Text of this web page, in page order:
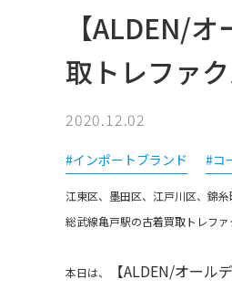
【ALDEN/
取トレファ
2020.12.02
#インポートブランド #コ
江東区、墨田区、江戸川区、錦
総武線亀戸駅の古着買取トレフ
本日は、 【ALDEN/オール